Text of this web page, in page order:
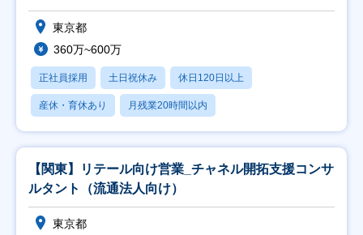
東京都
360万~600万
正社員採用 土日祝休み 休日120日以上
産休・育休あり 月残業20時間以内
【関東】リテール向け営業_チャネル開拓支援コンサ
ルタント（流通法人向け）
東京都